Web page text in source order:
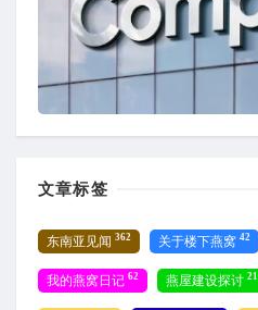
文章标签
东南亚见闻 362 关于楼下燕窝 42
我的燕窝日记 62 燕屋建设探讨 21